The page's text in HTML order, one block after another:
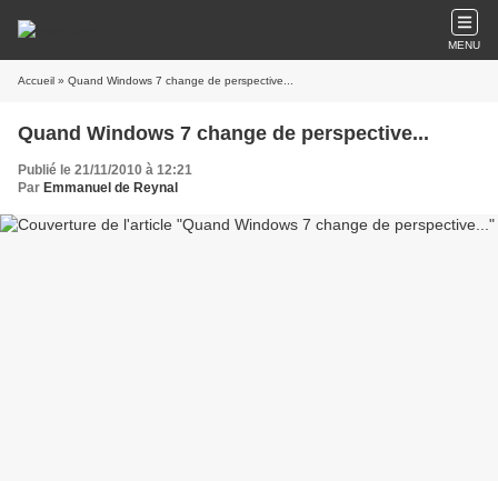
MENU
Accueil » Quand Windows 7 change de perspective...
Quand Windows 7 change de perspective...
Publié le 21/11/2010 à 12:21
Par Emmanuel de Reynal